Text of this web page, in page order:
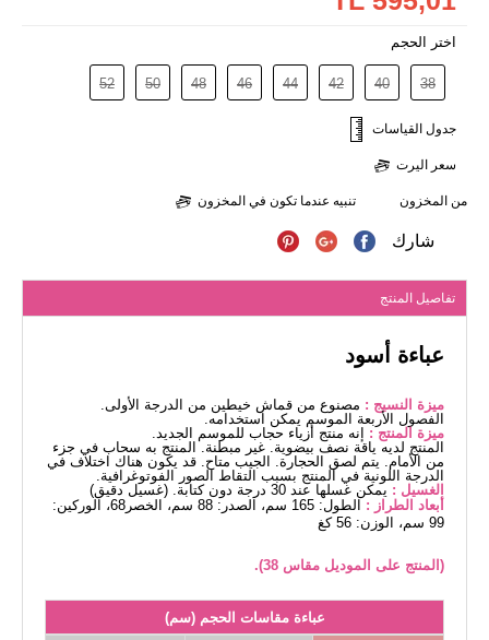
اختر الحجم
38
40
42
44
46
48
50
52
جدول القياسات
سعر اليرت
من المخزون تنبيه عندما تكون في المخزون
شارك
تفاصيل المنتج
عباءة أسود
ميزة النسيج : مصنوع من قماش خيطين من الدرجة الأولى.
الفصول الأربعة الموسم يمكن استخدامه.
ميزة المنتج : إنه منتج أزياء حجاب للموسم الجديد.
المنتج لديه ياقة نصف بيضوية. غير مبطنة. المنتج به سحاب في جزء
من الأمام. يتم لصق الحجارة. الجيب متاح. قد يكون هناك اختلاف في
الدرجة اللونية في المنتج بسبب التقاط الصور الفوتوغرافية.
الغسيل : يمكن غسلها عند 30 درجة دون كتابة. (غسيل دقيق)
أبعاد الطراز :
الطول: 165 سم، الصدر: 88 سم، الخصر68، الوركين:
99 سم، الوزن: 56 كغ
(المنتج على الموديل مقاس 38).
عباءة مقاسات الحجم (سم)